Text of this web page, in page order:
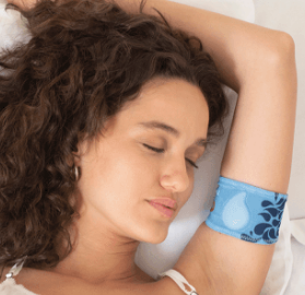
znasz dzień owulacji